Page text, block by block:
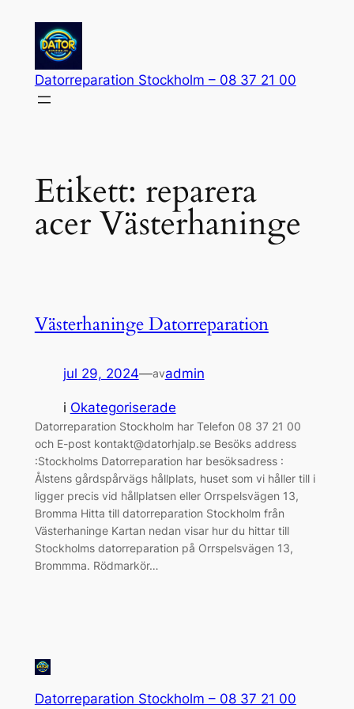
innehåll
Datorreparation Stockholm – 08 37 21 00
Etikett: reparera
acer Västerhaninge
Västerhaninge Datorreparation
jul 29, 2024—avadmin
i Okategoriserade
Datorreparation Stockholm har Telefon 08 37 21 00
och E-post kontakt@datorhjalp.se Besöks address
:Stockholms Datorreparation har besöksadress :
Ålstens gårdspårvägs hållplats, huset som vi håller till i
ligger precis vid hållplatsen eller Orrspelsvägen 13,
Bromma Hitta till datorreparation Stockholm från
Västerhaninge Kartan nedan visar hur du hittar till
Stockholms datorreparation på Orrspelsvägen 13,
Brommma. Rödmarkör…
Datorreparation Stockholm – 08 37 21 00